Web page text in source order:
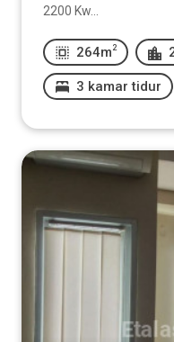
2200 Kw...
264m 2
3 kamar tidur